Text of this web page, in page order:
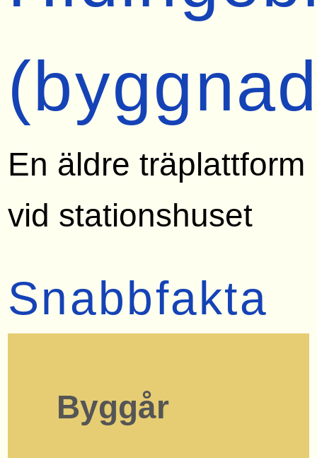
En äldre träplattform
vid stationshuset
Snabbfakta
Byggår